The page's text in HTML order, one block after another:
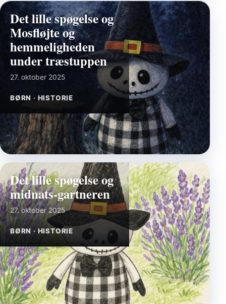
Det lille spøgelse og
Mosfløjte og
hemmeligheden
under træstuppen
27. oktober 2025
BØRN · HISTORIE
Det lille spøgelse og
midnats-gartneren
27. oktober 2025
BØRN · HISTORIE